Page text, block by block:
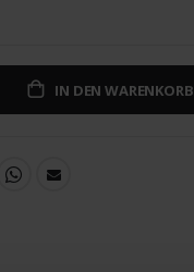
IN DEN WARENKORB